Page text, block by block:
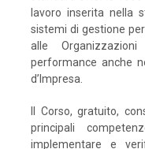
lavoro inserita nella
sistemi di gestione
alle
performance anche
d’Impresa.
Il Corso, gratuito,
principali
implementare e